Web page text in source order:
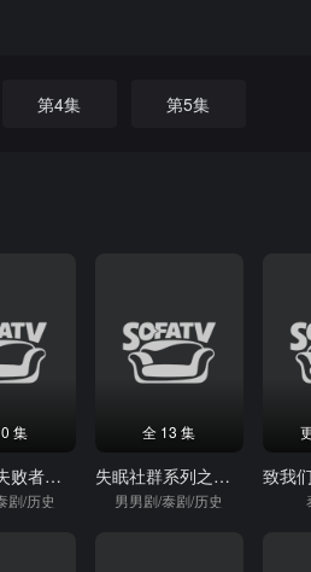
第4集 第5集
集
我亲爱的失败者之怪物浪漫
剧/历史
全 13 集
失眠社群系列之惧暗之症
男男剧/泰剧/历史